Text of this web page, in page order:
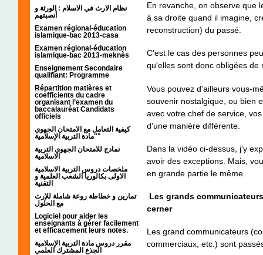
نظام الارث في الاسلام : الورثة و
أنصبتهم
Examen régional-éducation
islamique-bac 2013-casa
Examen régional-éducation
islamique-bac 2013-meknès
Enseignement Secondaire
qualifiant: Programme
Répartition matières et
coefficients du cadre
organisant l’examen du
baccalauréat Candidats
officiels
كيفية التعامل مع الامتحان الجهوي
"مادة التربية الإسلامية"
نمادج للامتحان الجهوي التربية
الاسلامية
ملخصات دروس التربية الاسلامية
الاولى بكالوريا الشعب العلمية و
التقنية
تمارين و خطاطة روعة شاملة للإرث
مع الحلول
Logiciel pour aider les
enseignants à gérer facilement
et efficacement leurs notes.
مقرر دروس مادة التربية الإسلامية
الجذع المشترك العلمي
En revanche, on observe que
à sa droite quand il imagine,
reconstruction) du passé.
C'est le cas des personnes
qu'elles sont donc obligées
Vous pouvez d'ailleurs vous-
souvenir nostalgique, ou bien
avec votre chef de service,
d'une manière différente.
Dans la vidéo ci-dessus, j'y
avoir des exceptions. Mais,
en grande partie le même.
Les grands
cerner
Les grand communicateurs
commerciaux, etc.) sont